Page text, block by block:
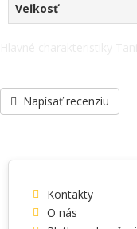
Veľkosť
Krajina pôvodu - Čína,
Napísať recenziu
Kontakty
O nás